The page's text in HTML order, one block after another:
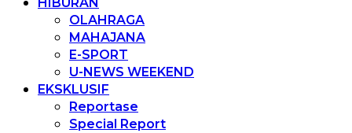
OLAHRAGA
MAHAJANA
E-SPORT
U-NEWS WEEKEND
EKSKLUSIF
Reportase
Special Report